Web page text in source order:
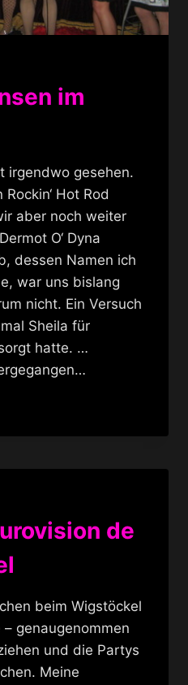
im
irgendwo gesehen.
Hot Rod
aber noch weiter
O‘ Dyna
dessen Namen ich
war uns bislang
nicht. Ein Versuch
Sheila für
hatte. …
de
beim Wigstöckel
genaugenommen
und die Partys
Meine